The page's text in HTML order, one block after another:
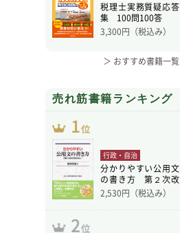
税理士実務質疑応答
集 100問100答
3,300円（税込み）
＞ おすすめ書籍一覧
売れ筋書籍ランキング
行政・自治
分かりやすい公用文
の書き方 第２次改
訂版
2,530円（税込み）